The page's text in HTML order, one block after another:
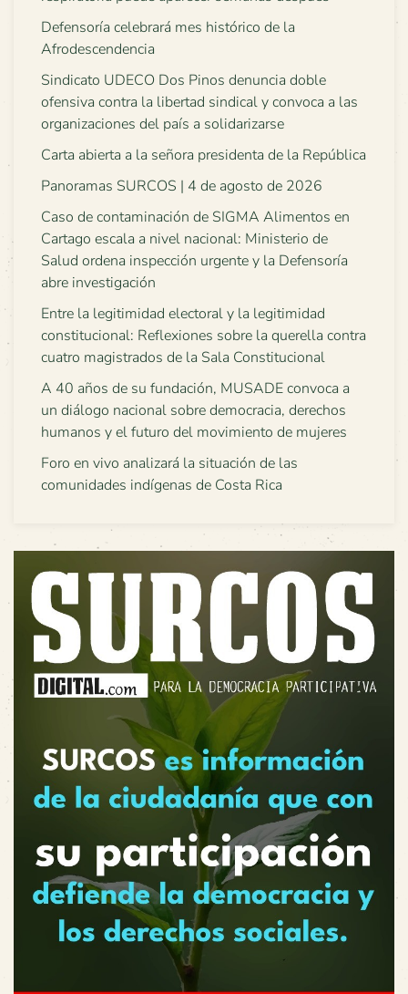
Defensoría celebrará mes histórico de la
Afrodescendencia
Sindicato UDECO Dos Pinos denuncia doble
ofensiva contra la libertad sindical y convoca a las
organizaciones del país a solidarizarse
Carta abierta a la señora presidenta de la República
Panoramas SURCOS | 4 de agosto de 2026
Caso de contaminación de SIGMA Alimentos en
Cartago escala a nivel nacional: Ministerio de
Salud ordena inspección urgente y la Defensoría
abre investigación
Entre la legitimidad electoral y la legitimidad
constitucional: Reflexiones sobre la querella contra
cuatro magistrados de la Sala Constitucional
A 40 años de su fundación, MUSADE convoca a
un diálogo nacional sobre democracia, derechos
humanos y el futuro del movimiento de mujeres
Foro en vivo analizará la situación de las
comunidades indígenas de Costa Rica